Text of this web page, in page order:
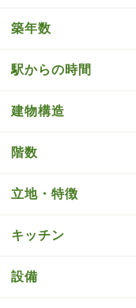
築年数
駅からの時間
建物構造
階数
立地・特徴
キッチン
設備